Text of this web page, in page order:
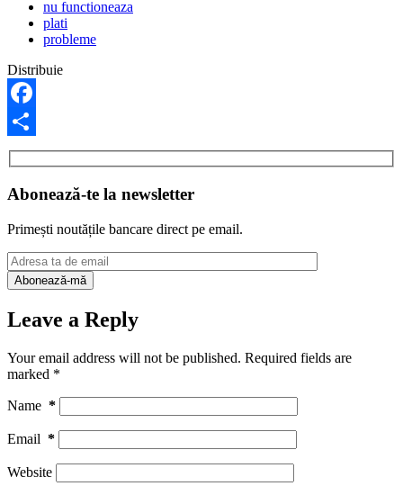
nu functioneaza
plati
probleme
Distribuie
Facebook
Share
Abonează-te la newsletter
Primești noutățile bancare direct pe email.
Leave a Reply
Your email address will not be published. Required fields are
marked *
Name *
Email *
Website